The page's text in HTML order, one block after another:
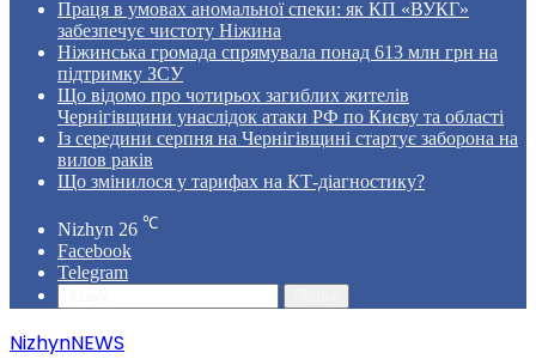
Праця в умовах аномальної спеки: як КП «ВУКГ»
забезпечує чистоту Ніжина
Ніжинська громада спрямувала понад 613 млн грн на
підтримку ЗСУ
Що відомо про чотирьох загиблих жителів
Чернігівщини унаслідок атаки РФ по Києву та області
Із середини серпня на Чернігівщині стартує заборона на
вилов раків
Що змінилося у тарифах на КТ-діагностику?
Nizhyn 26 ℃
Facebook
Telegram
NizhynNEWS